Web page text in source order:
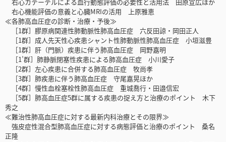
右心機能評価の意義と心臓MRIの活用 上原雅恵
≪各肺高血圧症の診断・治療・予後≫
［1群］膠原病関連性肺動脈性肺高血圧症 六反田諒・岡田正人
［1群］成人先天性心疾患シャント性肺動脈性肺高血圧症 小垣滋豊
［1群］肝（門脈）疾患に伴う肺高血圧症 岡野嘉明
［1’群］肺静脈閉塞性疾患による肺高血圧症 小川愛子
［2群］左心疾患に合併する肺高血圧症 牧尚孝
［3群］肺疾患に伴う肺高血圧症 守尾嘉晃ほか
［4群］慢性血栓塞栓性肺高血圧症 重城喬行・田邉信宏
［5群］肺高血圧症5群に属する疾患の捉え方と治療のポイント 木下
秀之
≪難治性肺高血圧症に対する最新内科治療とその限界≫
強皮症性混合型肺高血圧症に対する病態評価と治療のポイント 桑名
正隆